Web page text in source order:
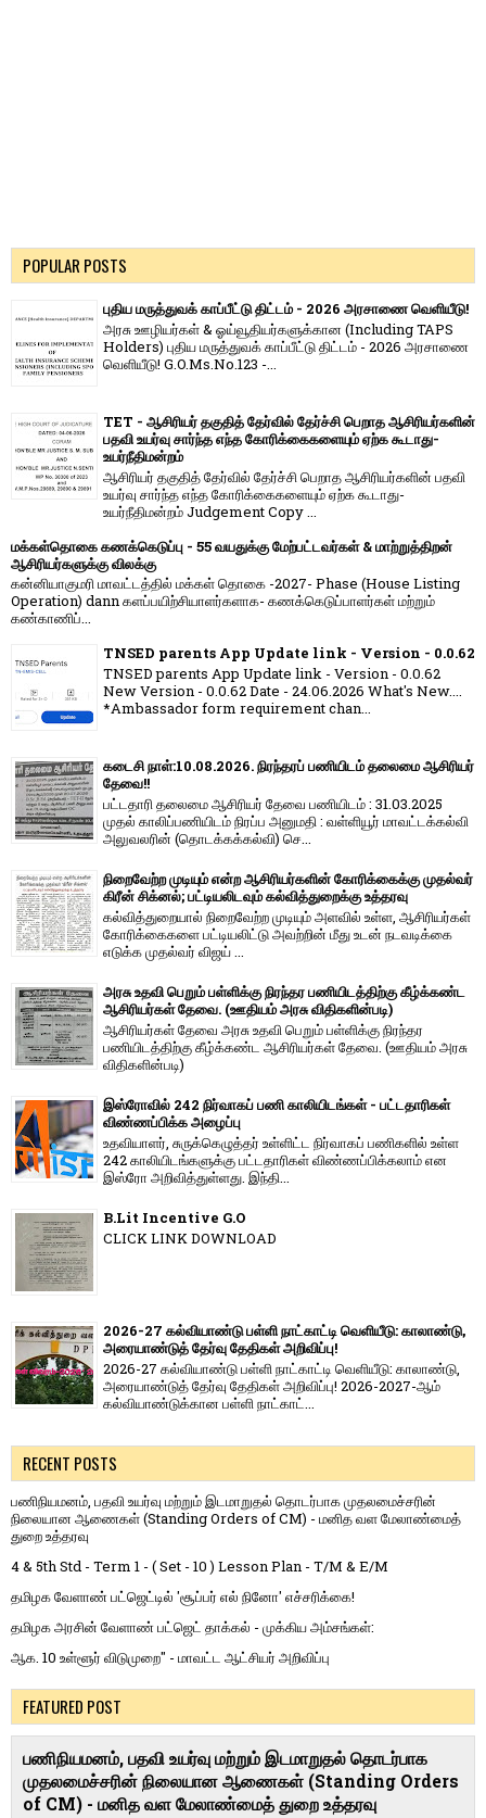
POPULAR POSTS
புதிய மருத்துவக் காப்பீட்டு திட்டம் - 2026 அரசாணை வெளியீடு!
அரசு ஊழியர்கள் & ஓய்வூதியர்களுக்கான (Including TAPS
Holders) புதிய மருத்துவக் காப்பீட்டு திட்டம் - 2026 அரசாணை
வெளியீடு! G.O.Ms.No.123 -...
TET - ஆசிரியர் தகுதித் தேர்வில் தேர்ச்சி பெறாத ஆசிரியர்களின்
பதவி உயர்வு சார்ந்த எந்த கோரிக்கைகளையும் ஏற்க கூடாது-
உயர்நீதிமன்றம்
ஆசிரியர் தகுதித் தேர்வில் தேர்ச்சி பெறாத ஆசிரியர்களின் பதவி
உயர்வு சார்ந்த எந்த கோரிக்கைகளையும் ஏற்க கூடாது-
உயர்நீதிமன்றம் Judgement Copy ...
மக்கள்தொகை கணக்கெடுப்பு - 55 வயதுக்கு மேற்பட்டவர்கள் & மாற்றுத்திறன்
ஆசிரியர்களுக்கு விலக்கு
கன்னியாகுமரி மாவட்டத்தில் மக்கள் தொகை -2027- Phase (House Listing
Operation) dann களப்பயிற்சியாளர்களாக- கணக்கெடுப்பாளர்கள் மற்றும்
கண்காணிப்...
TNSED parents App Update link - Version - 0.0.62
TNSED parents App Update link - Version - 0.0.62
New Version - 0.0.62 Date - 24.06.2026 What's New....
*Ambassador form requirement chan...
கடைசி நாள்:10.08.2026. நிரந்தரப் பணியிடம் தலைமை ஆசிரியர்
தேவை!!
பட்டதாரி தலைமை ஆசிரியர் தேவை பணியிடம் : 31.03.2025
முதல் காலிப்பணியிடம் நிரப்ப அனுமதி : வள்ளியூர் மாவட்டக்கல்வி
அலுவலரின் (தொடக்கக்கல்வி) செ...
நிறைவேற்ற முடியும் என்ற ஆசிரியர்களின் கோரிக்கைக்கு முதல்வர்
கிரீன் சிக்னல்; பட்டியலிடவும் கல்வித்துறைக்கு உத்தரவு
கல்வித்துறையால் நிறைவேற்ற முடியும் அளவில் உள்ள, ஆசிரியர்கள்
கோரிக்கைகளை பட்டியலிட்டு அவற்றின் மீது உடன் நடவடிக்கை
எடுக்க முதல்வர் விஜய் ...
அரசு உதவி பெறும் பள்ளிக்கு நிரந்தர பணியிடத்திற்கு கீழ்க்கண்ட
ஆசிரியர்கள் தேவை. (ஊதியம் அரசு விதிகளின்படி)
ஆசிரியர்கள் தேவை அரசு உதவி பெறும் பள்ளிக்கு நிரந்தர
பணியிடத்திற்கு கீழ்க்கண்ட ஆசிரியர்கள் தேவை. (ஊதியம் அரசு
விதிகளின்படி)
இஸ்ரோவில் 242 நிர்வாகப் பணி காலியிடங்கள் - பட்டதாரிகள்
விண்ணப்பிக்க அழைப்பு
உதவியாளர், சுருக்கெழுத்தர் உள்ளிட்ட நிர்வாகப் பணிகளில் உள்ள
242 காலியிடங்களுக்கு பட்டதாரிகள் விண்ணப்பிக்கலாம் என
இஸ்ரோ அறிவித்துள்ளது. இந்தி...
B.Lit Incentive G.O
CLICK LINK DOWNLOAD
2026-27 கல்வியாண்டு பள்ளி நாட்காட்டி வெளியீடு: காலாண்டு,
அரையாண்டுத் தேர்வு தேதிகள் அறிவிப்பு!
2026-27 கல்வியாண்டு பள்ளி நாட்காட்டி வெளியீடு: காலாண்டு,
அரையாண்டுத் தேர்வு தேதிகள் அறிவிப்பு! 2026-2027-ஆம்
கல்வியாண்டுக்கான பள்ளி நாட்காட்...
RECENT POSTS
பணிநியமனம், பதவி உயர்வு மற்றும் இடமாறுதல் தொடர்பாக முதலமைச்சரின்
நிலையான ஆணைகள் (Standing Orders of CM) - மனித வள மேலாண்மைத்
துறை உத்தரவு
4 & 5th Std - Term 1 - ( Set - 10 ) Lesson Plan - T/M & E/M
தமிழக வேளாண் பட்ஜெட்டில் 'சூப்பர் எல் நினோ' எச்சரிக்கை!
தமிழக அரசின் வேளாண் பட்ஜெட் தாக்கல் - முக்கிய அம்சங்கள்:
ஆக. 10 உள்ளூர் விடுமுறை" - மாவட்ட ஆட்சியர் அறிவிப்பு
FEATURED POST
பணிநியமனம், பதவி உயர்வு மற்றும் இடமாறுதல் தொடர்பாக
முதலமைச்சரின் நிலையான ஆணைகள் (Standing Orders
of CM) - மனித வள மேலாண்மைத் துறை உத்தரவு